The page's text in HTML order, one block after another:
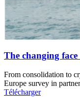
The changing
From consolidation to
Europe survey in
Télécharger